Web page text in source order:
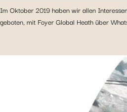
Im Oktober 2019 haben wir allen
geboten, mit Foyer Global Heath über